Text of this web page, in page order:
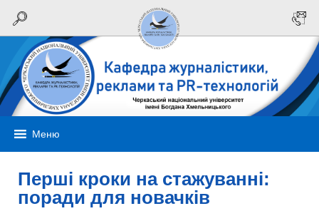
Меню
Перші кроки на стажуванні:
поради для новачків